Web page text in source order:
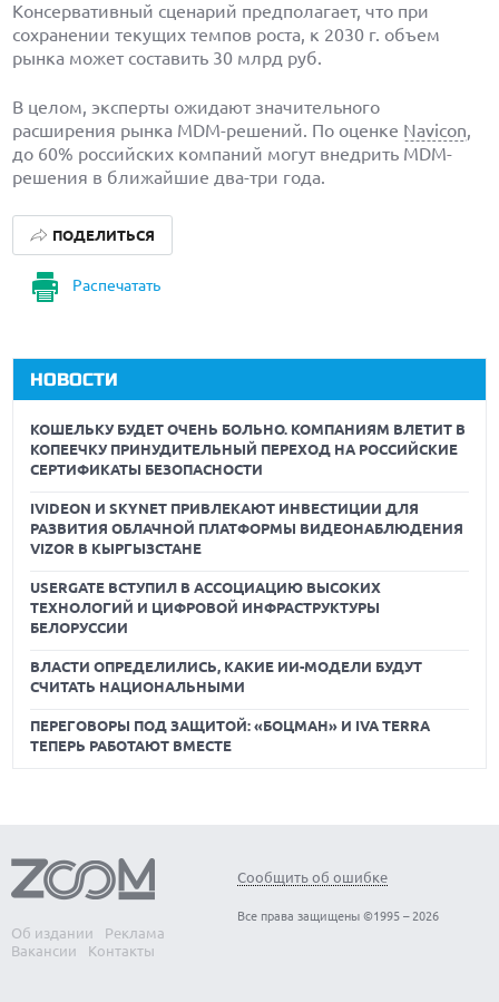
Консервативный сценарий предполагает, что при
сохранении текущих темпов роста, к 2030 г. объем
рынка может составить 30 млрд руб.
В целом, эксперты ожидают значительного
расширения рынка MDM-решений. По оценке Navicon,
до 60% российских компаний могут внедрить MDM-
решения в ближайшие два-три года.
Распечатать
ПОДЕЛИТЬСЯ
НОВОСТИ
КОШЕЛЬКУ БУДЕТ ОЧЕНЬ БОЛЬНО. КОМПАНИЯМ ВЛЕТИТ В
КОПЕЕЧКУ ПРИНУДИТЕЛЬНЫЙ ПЕРЕХОД НА РОССИЙСКИЕ
СЕРТИФИКАТЫ БЕЗОПАСНОСТИ
IVIDEON И SKYNET ПРИВЛЕКАЮТ ИНВЕСТИЦИИ ДЛЯ
РАЗВИТИЯ ОБЛАЧНОЙ ПЛАТФОРМЫ ВИДЕОНАБЛЮДЕНИЯ
VIZOR В КЫРГЫЗСТАНЕ
USERGATE ВСТУПИЛ В АССОЦИАЦИЮ ВЫСОКИХ
ТЕХНОЛОГИЙ И ЦИФРОВОЙ ИНФРАСТРУКТУРЫ
БЕЛОРУССИИ
ВЛАСТИ ОПРЕДЕЛИЛИСЬ, КАКИЕ ИИ-МОДЕЛИ БУДУТ
СЧИТАТЬ НАЦИОНАЛЬНЫМИ
ПЕРЕГОВОРЫ ПОД ЗАЩИТОЙ: «БОЦМАН» И IVA TERRA
ТЕПЕРЬ РАБОТАЮТ ВМЕСТЕ
Об издании
Реклама
Вакансии
Контакты
Сообщить об ошибке
Все права защищены ©1995 – 2026